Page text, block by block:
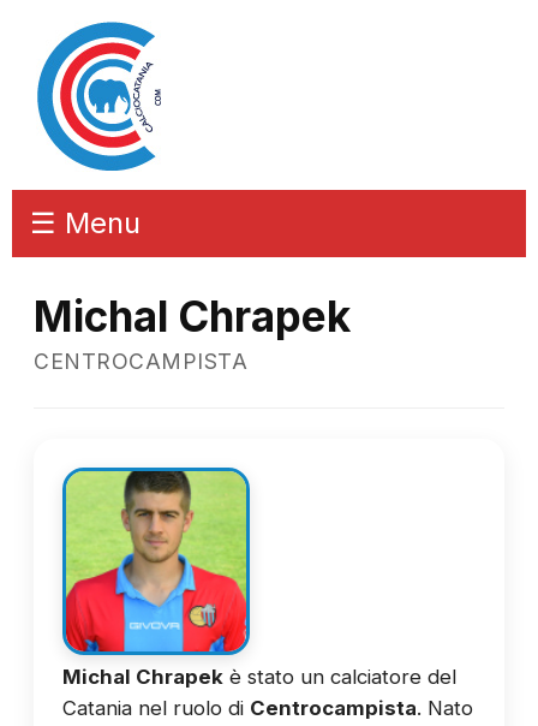
☰ Menu
Michal Chrapek
CENTROCAMPISTA
Michal Chrapek è stato un calciatore del
Catania nel ruolo di Centrocampista. Nato